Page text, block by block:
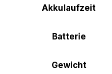
Akkulaufzeit
Batterie
Gewicht